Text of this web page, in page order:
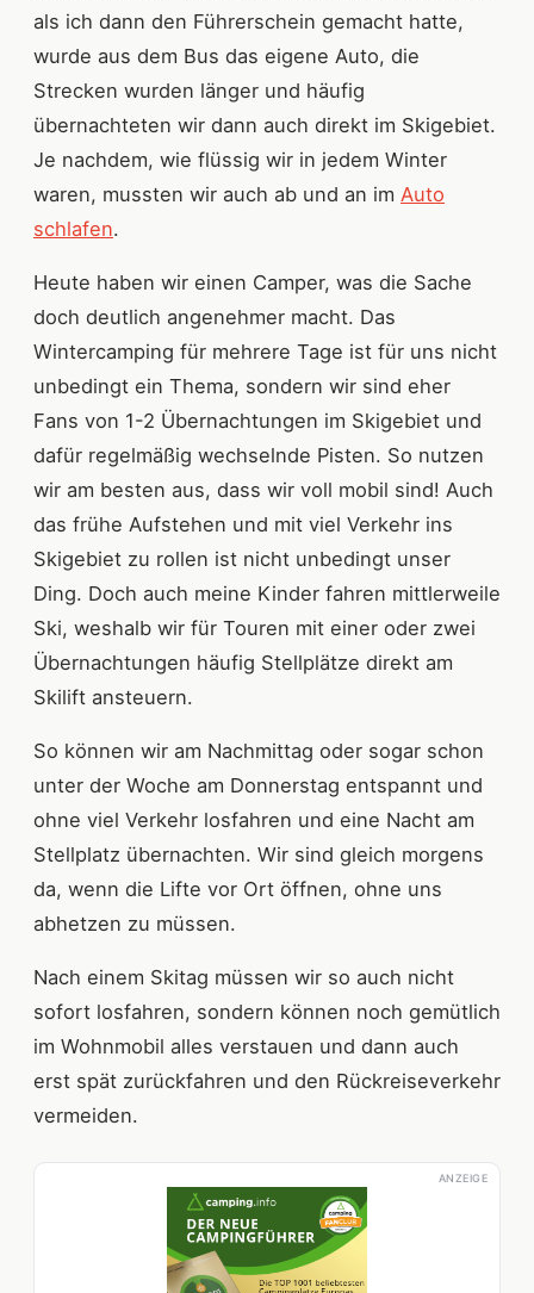
als ich dann den Führerschein gemacht hatte,
wurde aus dem Bus das eigene Auto, die
Strecken wurden länger und häufig
übernachteten wir dann auch direkt im Skigebiet.
Je nachdem, wie flüssig wir in jedem Winter
waren, mussten wir auch ab und an im Auto
schlafen.
Heute haben wir einen Camper, was die Sache
doch deutlich angenehmer macht. Das
Wintercamping für mehrere Tage ist für uns nicht
unbedingt ein Thema, sondern wir sind eher
Fans von 1-2 Übernachtungen im Skigebiet und
dafür regelmäßig wechselnde Pisten. So nutzen
wir am besten aus, dass wir voll mobil sind! Auch
das frühe Aufstehen und mit viel Verkehr ins
Skigebiet zu rollen ist nicht unbedingt unser
Ding. Doch auch meine Kinder fahren mittlerweile
Ski, weshalb wir für Touren mit einer oder zwei
Übernachtungen häufig Stellplätze direkt am
Skilift ansteuern.
So können wir am Nachmittag oder sogar schon
unter der Woche am Donnerstag entspannt und
ohne viel Verkehr losfahren und eine Nacht am
Stellplatz übernachten. Wir sind gleich morgens
da, wenn die Lifte vor Ort öffnen, ohne uns
abhetzen zu müssen.
Nach einem Skitag müssen wir so auch nicht
sofort losfahren, sondern können noch gemütlich
im Wohnmobil alles verstauen und dann auch
erst spät zurückfahren und den Rückreiseverkehr
vermeiden.
ANZEIGE